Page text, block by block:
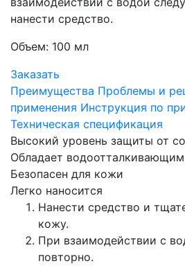
нанести средство.
Объем: 100 мл
Заказать
Преимущества Проблемы и
применения Инструкция по
Техническая спецификация
Высокий уровень защиты от
Обладает
Безопасен для кожи
Легко наносится
Нанести средство и
кожу.
При взаимодействии с
повторно.